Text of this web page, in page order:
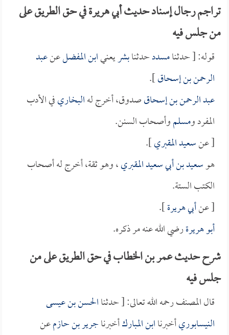
تراجم رجال إسناد حديث أبي هريرة في حق الطريق على
من جلس فيه
قوله: [ حدثنامسددحدثنابشريعنيابن المفضلعنعبد
الرحمن بن إسحاق].
عبد الرحمن بن إسحاقصدوق، أخرج لهالبخاريفي الأدب
المفرد ومسلموأصحاب السنن.
[ عنسعيد المقبري].
هوسعيد بن أبي سعيد المقبري، وهو ثقة، أخرج له أصحاب
الكتب الستة.
[ عنأبي هريرة].
أبو هريرةرضي الله عنه مر ذكره.
شرح حديث عمر بن الخطاب في حق الطريق على من
جلس فيه
قال المصنف رحمه الله تعالى: [ حدثناالحسن بن عيسى
النيسابوريأخبرناابن المباركأخبرناجرير بن حازمعن